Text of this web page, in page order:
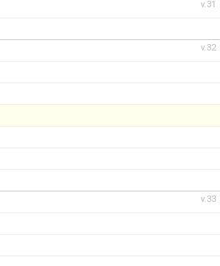
v.31
v.32
v.33